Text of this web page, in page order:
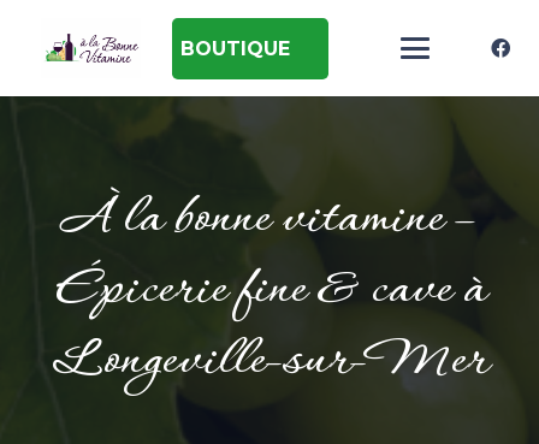
BOUTIQUE
À la bonne vitamine –
Épicerie fine & cave à
Longeville-sur-Mer